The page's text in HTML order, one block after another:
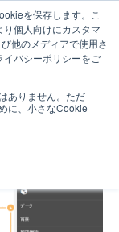
を保存します。こ
個人向けにカスタマ
他のメディアで使用さ
バシーポリシーをご
ありません。ただ
に、小さなCookie
い合わせ
て開発